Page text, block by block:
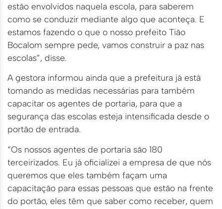
estão envolvidos naquela escola, para saberem
como se conduzir mediante algo que aconteça. E
estamos fazendo o que o nosso prefeito Tião
Bocalom sempre pede, vamos construir a paz nas
escolas”, disse.
A gestora informou ainda que a prefeitura já está
tomando as medidas necessárias para também
capacitar os agentes de portaria, para que a
segurança das escolas esteja intensificada desde o
portão de entrada.
“Os nossos agentes de portaria são 180
terceirizados. Eu já oficializei a empresa de que nós
queremos que eles também façam uma
capacitação para essas pessoas que estão na frente
do portão, eles têm que saber como receber, quem